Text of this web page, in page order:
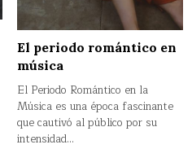
El periodo romántico en
música
El Periodo Romántico en la
Música es una época fascinante
que cautivó al público por su
intensidad…